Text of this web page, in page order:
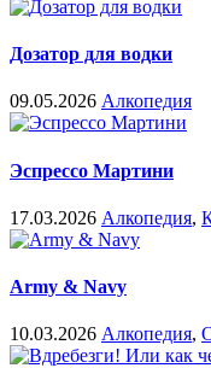
Дозатор для водки
09.05.2026 Алкопедия
Эспрессо Мартини
17.03.2026 Алкопедия,
Army & Navy
10.03.2026 Алкопедия,